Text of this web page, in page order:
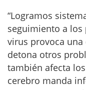
“Logramos
seguimiento a los
virus provoca
detona otros
también afecta
cerebro manda